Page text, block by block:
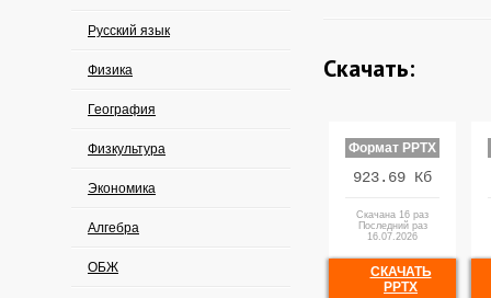
Русский язык
Физика
География
Физкультура
Экономика
Алгебра
ОБЖ
Скачать:
Формат PPTX
923.69 Кб
Скачана 16 раз
Последний раз
16.07.2026
СКАЧАТЬ
PPTX